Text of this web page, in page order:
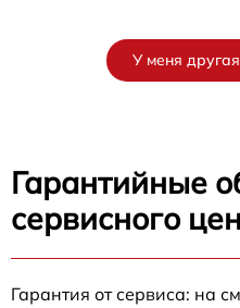
У меня
Гарантийные
сервисного
Гарантия от сервиса: на